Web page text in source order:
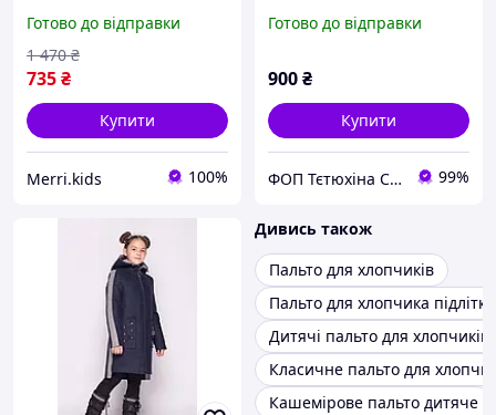
пряме осіннє пальтице на
ґудзиках 5-7 років
Готово до відправки
735₴
1 470 ₴
Купити
Merri.kids 100%
сине
Готово до відправки
900₴
Купити
ФОП Тєтюхіна Сніжана Сергіївна 99%
Дивись також
Пальто для хлопчиків
Пальто для хлопчика підлітка
Дитячі пальто для хлопчиків
Класичне пальто для
Кашемірове пальто дитяче